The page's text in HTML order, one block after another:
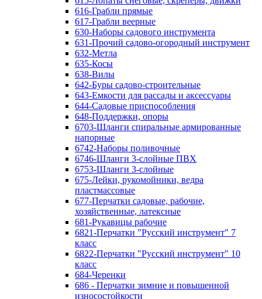
616-Грабли прямые
617-Грабли веерные
630-Наборы садового инструмента
631-Прочий садово-огородный инструмент
632-Метла
635-Косы
638-Вилы
642-Буры садово-строительные
643-Емкости для рассады и аксессуары
644-Садовые приспособления
648-Поддержки, опоры
6703-Шланги спиральные армированные
напорные
6742-Наборы поливочные
6746-Шланги 3-слойные ПВХ
6753-Шланги 3-слойные
675-Лейки, рукомойники, ведра
пластмассовые
677-Перчатки садовые, рабочие,
хозяйственные, латексные
681-Рукавицы рабочие
6821-Перчатки "Русский инструмент" 7
класс
6822-Перчатки "Русский инструмент" 10
класс
684-Черенки
686 - Перчатки зимние и повышенной
износостойкости